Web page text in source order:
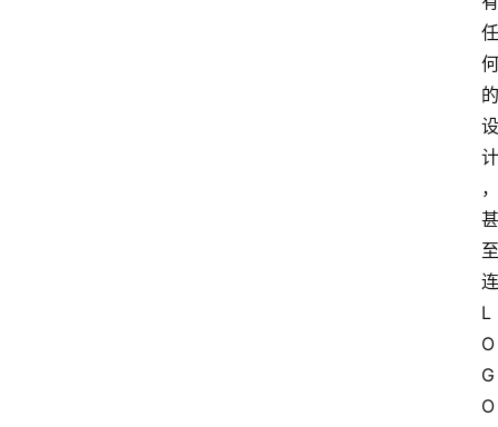
任
何
的
设
计
，
甚
至
连
L
O
G
O